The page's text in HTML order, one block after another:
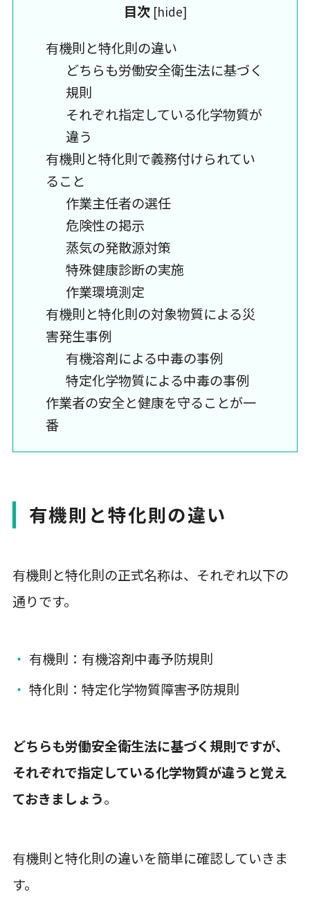
目次 [hide]
有機則と特化則の違い
どちらも労働安全衛生法に基づく
規則
それぞれ指定している化学物質が
違う
有機則と特化則で義務付けられてい
ること
作業主任者の選任
危険性の掲示
蒸気の発散源対策
特殊健康診断の実施
作業環境測定
有機則と特化則の対象物質による災
害発生事例
有機溶剤による中毒の事例
特定化学物質による中毒の事例
作業者の安全と健康を守ることが一
番
有機則と特化則の違い
有機則と特化則の正式名称は、それぞれ以下の
通りです。
有機則：有機溶剤中毒予防規則
特化則：特定化学物質障害予防規則
どちらも労働安全衛生法に基づく規則ですが、
それぞれで指定している化学物質が違うと覚え
ておきましょう。
有機則と特化則の違いを簡単に確認していきま
す。